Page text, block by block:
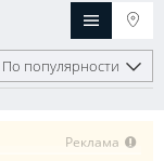
По популярности
Реклама